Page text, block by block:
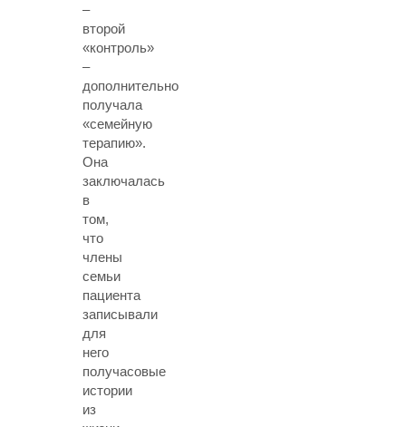
–
второй
«контроль»
–
дополнительно
получала
«семейную
терапию».
Она
заключалась
в
том,
что
члены
семьи
пациента
записывали
для
него
получасовые
истории
из